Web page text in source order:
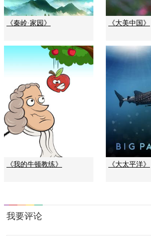
《秦岭·家园》 《大美中国》
《我的牛顿教练》 《大太平洋》